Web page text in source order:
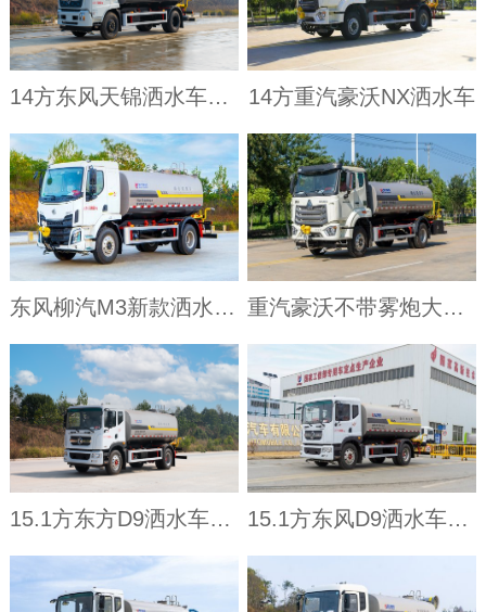
14方东风天锦洒水车（4700） 14方重汽豪沃NX洒水车
东风柳汽M3新款洒水带电子炮 重汽豪沃不带雾炮大平台洒水车
15.1方东方D9洒水车（4500） 15.1方东风D9洒水车（3950）